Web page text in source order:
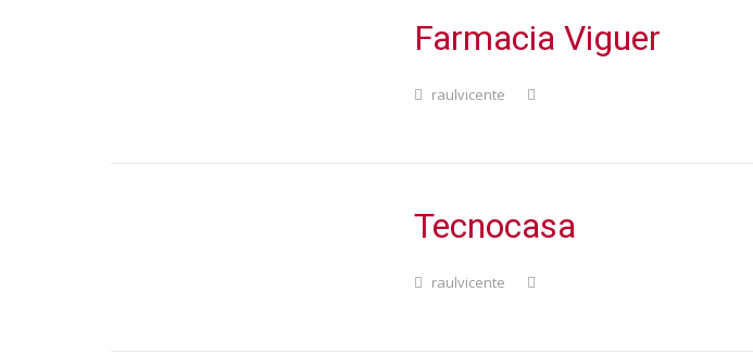
Farmacia Viguer
raulvicente
Tecnocasa
raulvicente